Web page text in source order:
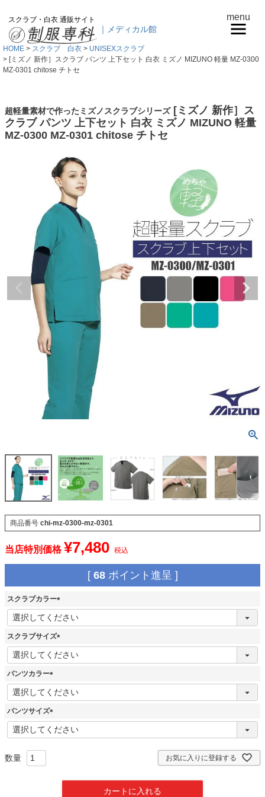
スクラブ・白衣 通販サイト
｜メディカル館
menu
HOME スクラブ 白衣
UNISEXスクラブ
[ミズノ 新作］スクラブ パンツ 上下セット 白衣 ミズノ MIZUNO 軽量 MZ-0300
MZ-0301 chitose チトセ
超軽量素材で作ったミズノスクラブシリーズ [ミズノ 新作］ス
クラブ パンツ 上下セット 白衣 ミズノ MIZUNO 軽量
MZ-0300 MZ-0301 chitose チトセ
商品番号 chi-mz-0300-mz-0301
当店特別価格 ¥7,480 税込
[ 68 ポイント進呈 ]
スクラブカラー
(
必
須
スクラブサイズ
(
必
パンツカラー
(
必
須
パンツサイズ
(
必
お気に入りに登録する
カートに入れる